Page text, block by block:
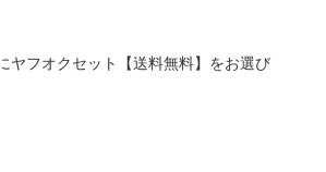
ヤフオクセット【送料無料】をお選び